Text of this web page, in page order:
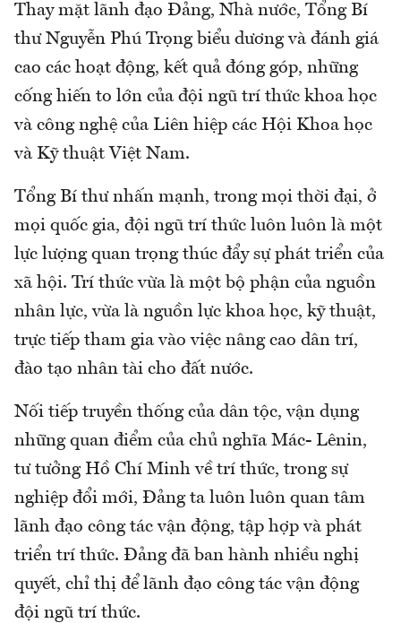
Thay mặt lãnh đạo Đảng, Nhà nước, Tổng Bí
thư Nguyễn Phú Trọng biểu dương và đánh giá
cao các hoạt động, kết quả đóng góp, những
cống hiến to lớn của đội ngũ trí thức khoa học
và công nghệ của Liên hiệp các Hội Khoa học
và Kỹ thuật Việt Nam.
Tổng Bí thư nhấn mạnh, trong mọi thời đại, ở
mọi quốc gia, đội ngũ trí thức luôn luôn là một
lực lượng quan trọng thúc đẩy sự phát triển của
xã hội. Trí thức vừa là một bộ phận của nguồn
nhân lực, vừa là nguồn lực khoa học, kỹ thuật,
trực tiếp tham gia vào việc nâng cao dân trí,
đào tạo nhân tài cho đất nước.
Nối tiếp truyền thống của dân tộc, vận dụng
những quan điểm của chủ nghĩa Mác- Lênin,
tư tưởng Hồ Chí Minh về trí thức, trong sự
nghiệp đổi mới, Đảng ta luôn luôn quan tâm
lãnh đạo công tác vận động, tập hợp và phát
triển trí thức. Đảng đã ban hành nhiều nghị
quyết, chỉ thị để lãnh đạo công tác vận động
đội ngũ trí thức.